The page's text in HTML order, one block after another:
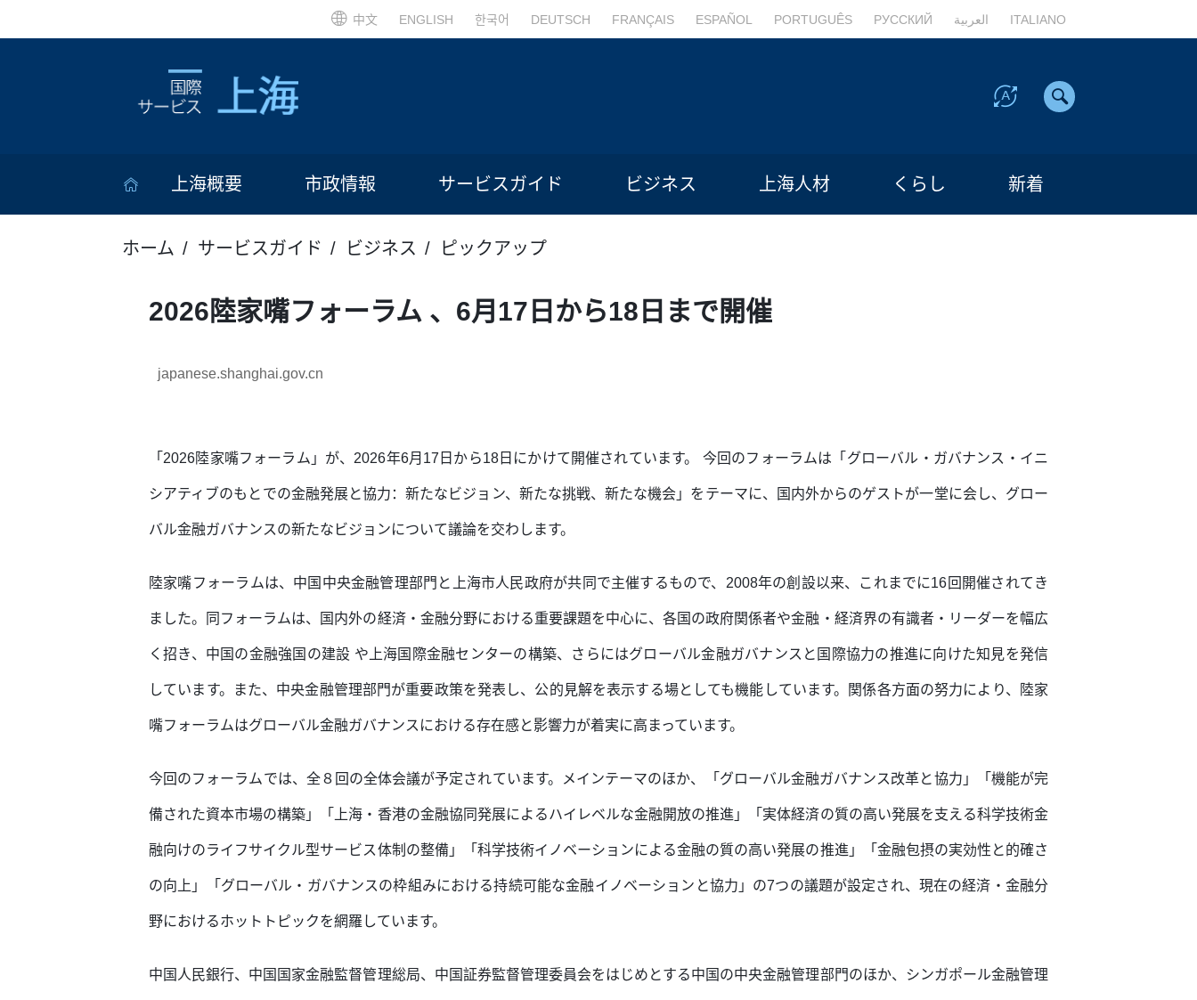
中文 ENGLISH 한국어 DEUTSCH FRANÇAIS ESPAÑOL PORTUGUÊS РУССКИЙ العربية ITALIANO
上海概要 市政情報 サービスガイド ビジネス 上海人材 くらし 新着
ホーム サービスガイド ビジネス ピックアップ
2026陸家嘴フォーラム 、6月17日から18日まで開催
japanese.shanghai.gov.cn
「2026陸家嘴フォーラム」が、2026年6月17日から18日にかけて開催されています。 今回のフォーラムは「グローバル・ガバナンス・イニ
シアティブのもとでの金融発展と協力：新たなビジョン、新たな挑戦、新たな機会」をテーマに、国内外からのゲストが一堂に会し、グロー
バル金融ガバナンスの新たなビジョンについて議論を交わします。
陸家嘴フォーラムは、中国中央金融管理部門と上海市人民政府が共同で主催するもので、2008年の創設以来、これまでに16回開催されてき
ました。同フォーラムは、国内外の経済・金融分野における重要課題を中心に、各国の政府関係者や金融・経済界の有識者・リーダーを幅広
く招き、中国の金融強国の建設 や上海国際金融センターの構築、さらにはグローバル金融ガバナンスと国際協力の推進に向けた知見を発信
しています。また、中央金融管理部門が重要政策を発表し、公的見解を表示する場としても機能しています。関係各方面の努力により、陸家
嘴フォーラムはグローバル金融ガバナンスにおける存在感と影響力が着実に高まっています。
今回のフォーラムでは、全８回の全体会議が予定されています。メインテーマのほか、「グローバル金融ガバナンス改革と協力」「機能が完
備された資本市場の構築」「上海・香港の金融協同発展によるハイレベルな金融開放の推進」「実体経済の質の高い発展を支える科学技術金
融向けのライフサイクル型サービス体制の整備」「科学技術イノベーションによる金融の質の高い発展の推進」「金融包摂の実効性と的確さ
の向上」「グローバル・ガバナンスの枠組みにおける持続可能な金融イノベーションと協力」の7つの議題が設定され、現在の経済・金融分
野におけるホットトピックを網羅しています。
中国人民銀行、中国国家金融監督管理総局、中国証券監督管理委員会をはじめとする中国の中央金融管理部門のほか、シンガポール金融管理